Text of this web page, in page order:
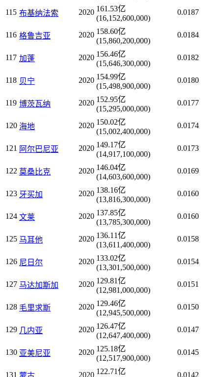
115 布基纳法索 2020 161.53亿
(16,152,600,000)
0.0187
116 格鲁吉亚 2020 158.60亿
(15,860,200,000)
0.0184
117 加蓬 2020 156.46亿
(15,646,300,000)
0.0182
118 贝宁 2020 154.99亿
(15,498,900,000)
0.0180
119 博茨瓦纳 2020 152.95亿
(15,295,000,000)
0.0177
120 海地 2020 150.02亿
(15,002,400,000)
0.0174
121 阿尔巴尼亚 2020 149.17亿
(14,917,100,000)
0.0173
122 莫桑比克 2020 146.04亿
(14,603,600,000)
0.0169
123 牙买加 2020 138.16亿
(13,816,300,000)
0.0160
124 文莱 2020 137.85亿
(13,785,300,000)
0.0160
125 马耳他 2020 136.11亿
(13,611,400,000)
0.0158
126 尼日尔 2020 133.02亿
(13,301,500,000)
0.0154
127 马达加斯加 2020 129.81亿
(12,981,000,000)
0.0151
128 毛里求斯 2020 129.46亿
(12,945,500,000)
0.0150
129 几内亚 2020 126.47亿
(12,647,400,000)
0.0147
130 亚美尼亚 2020 125.18亿
(12,517,900,000)
0.0145
131 2020 122.71亿
0.0142